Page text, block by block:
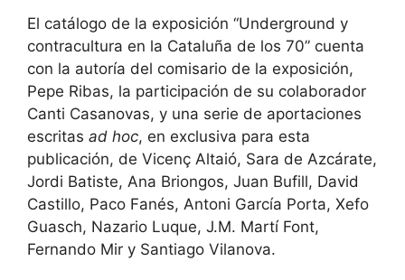
El catálogo de la exposición “Underground y
contracultura en la Cataluña de los 70” cuenta
con la autoría del comisario de la exposición,
Pepe Ribas, la participación de su colaborador
Canti Casanovas, y una serie de aportaciones
escritas ad hoc, en exclusiva para esta
publicación, de Vicenç Altaió, Sara de Azcárate,
Jordi Batiste, Ana Briongos, Juan Bufill, David
Castillo, Paco Fanés, Antoni García Porta, Xefo
Guasch, Nazario Luque, J.M. Martí Font,
Fernando Mir y Santiago Vilanova.